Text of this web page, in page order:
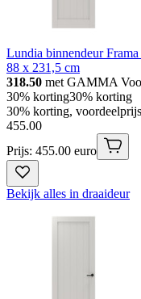
Lundia binnendeur
88 x 231,5 cm
318.50 met GAMMA
30% korting30% korting
30% korting,
455.00
Prijs: 455.00 euro
Bekijk alles in draaideur